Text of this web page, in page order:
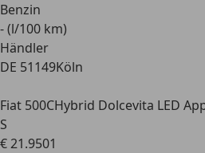
Benzin
- (l/100 km)
Händler
DE 51149Köln
Fiat 500CHybrid Dolcevita LED
S
€ 21.9501